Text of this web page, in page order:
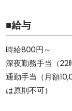
■給与
時給800円～
深夜勤務手当（22
通勤手当（月額
は原則不可）